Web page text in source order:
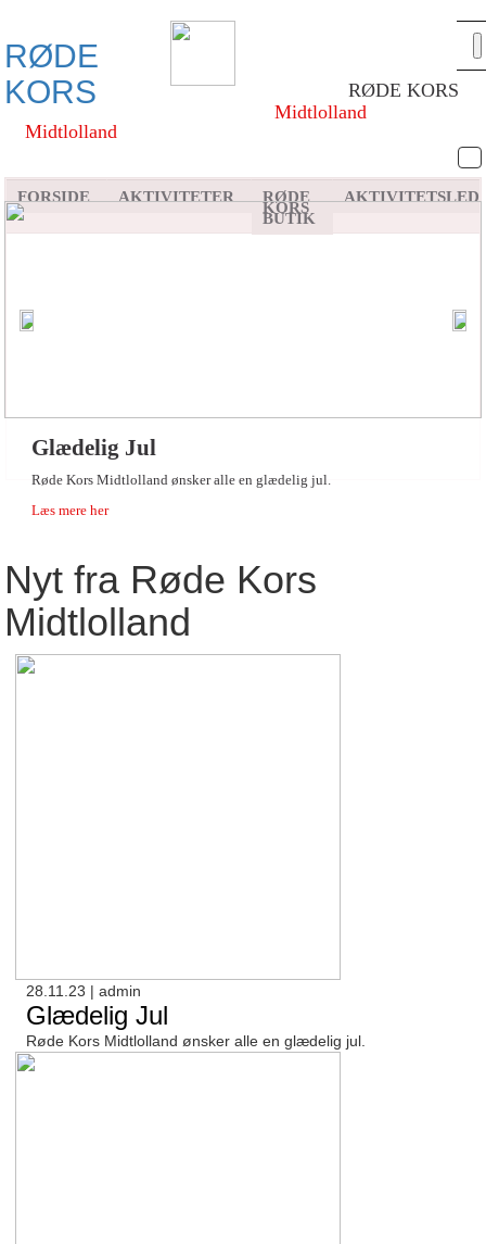
RØDE
KORS
Midtlolland
RØDE KORS
Midtlolland
FORSIDE AKTIVITETER
Samaritter
Førstehjælp
RØDE
KORS
BUTIK
Kors
butik
Glædelig Jul
Røde Kors Midtlolland ønsker alle en glædelig jul.
Læs mere her
Previous
Nyt fra Røde Kors
Midtlolland
28.11.23 | admin
Glædelig Jul
Røde Kors Midtlolland ønsker alle en glædelig jul.